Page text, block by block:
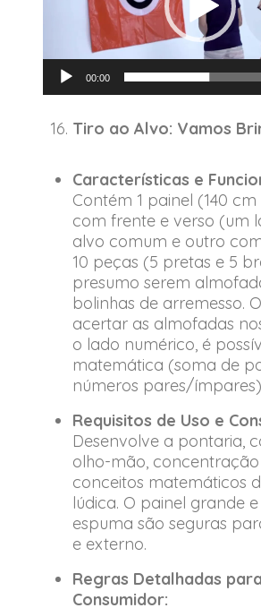
00:00
Tiro ao Alvo: Vamos
Características e
Contém 1 painel (140 cm
com frente e verso (um
alvo comum e outro
10 peças (5 pretas e 5
presumo serem
bolinhas de arremesso.
acertar as almofadas
o lado numérico, é
matemática (soma de
números pares/
Requisitos de Uso e
Desenvolve a pontaria,
olho-mão,
conceitos matemáticos
lúdica. O painel grande
espuma são seguras
e externo.
Regras Detalhadas
Consumidor: